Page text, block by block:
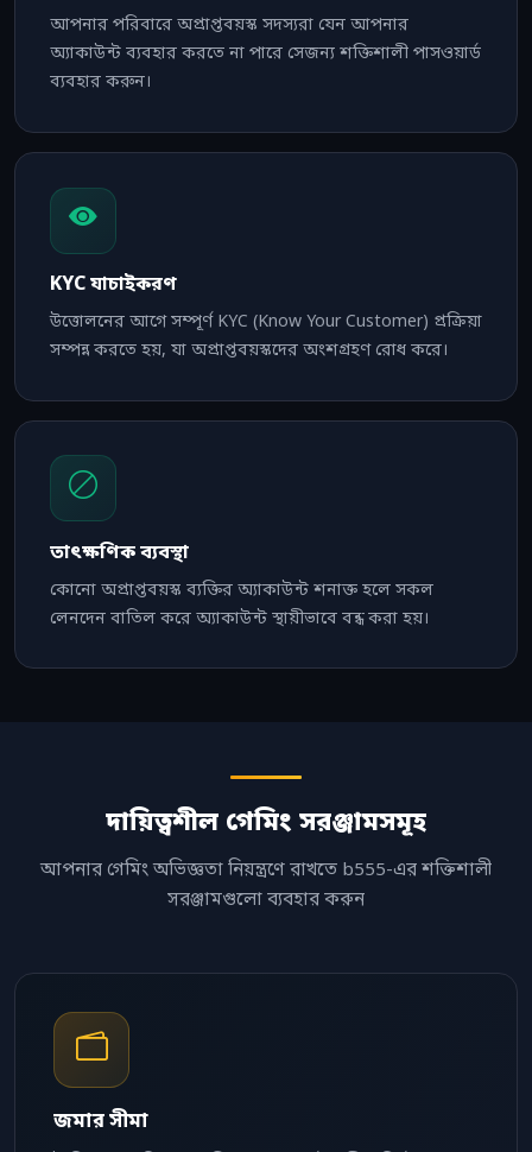
আপনার পরিবারে অপ্রাপ্তবয়স্ক সদস্যরা যেন আপনার
অ্যাকাউন্ট ব্যবহার করতে না পারে সেজন্য শক্তিশালী পাসওয়ার্ড
ব্যবহার করুন।
KYC যাচাইকরণ
উত্তোলনের আগে সম্পূর্ণ KYC (Know Your Customer) প্রক্রিয়া
সম্পন্ন করতে হয়, যা অপ্রাপ্তবয়স্কদের অংশগ্রহণ রোধ করে।
তাৎক্ষণিক ব্যবস্থা
কোনো অপ্রাপ্তবয়স্ক ব্যক্তির অ্যাকাউন্ট শনাক্ত হলে সকল
লেনদেন বাতিল করে অ্যাকাউন্ট স্থায়ীভাবে বন্ধ করা হয়।
দায়িত্বশীল গেমিং সরঞ্জামসমূহ
আপনার গেমিং অভিজ্ঞতা নিয়ন্ত্রণে রাখতে b555-এর শক্তিশালী
সরঞ্জামগুলো ব্যবহার করুন
জমার সীমা